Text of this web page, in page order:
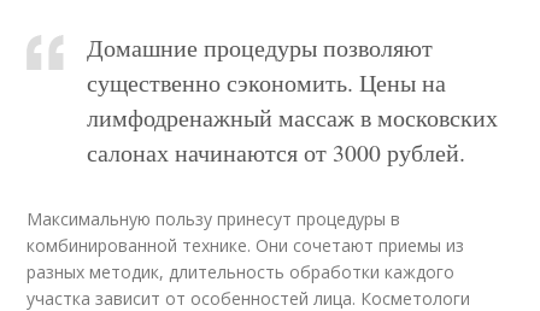
Домашние процедуры позволяют
существенно сэкономить. Цены на
лимфодренажный массаж в московских
салонах начинаются от 3000 рублей.
Максимальную пользу принесут процедуры в
комбинированной технике. Они сочетают приемы из
разных методик, длительность обработки каждого
участка зависит от особенностей лица. Косметологи